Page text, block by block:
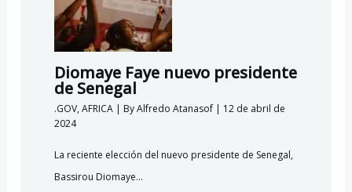
Diomaye Faye nuevo presidente
de Senegal
.GOV,AFRICA| ByAlfredo Atanasof | 12 de abril de
2024
La reciente elección del nuevo presidente de Senegal,
Bassirou Diomaye…